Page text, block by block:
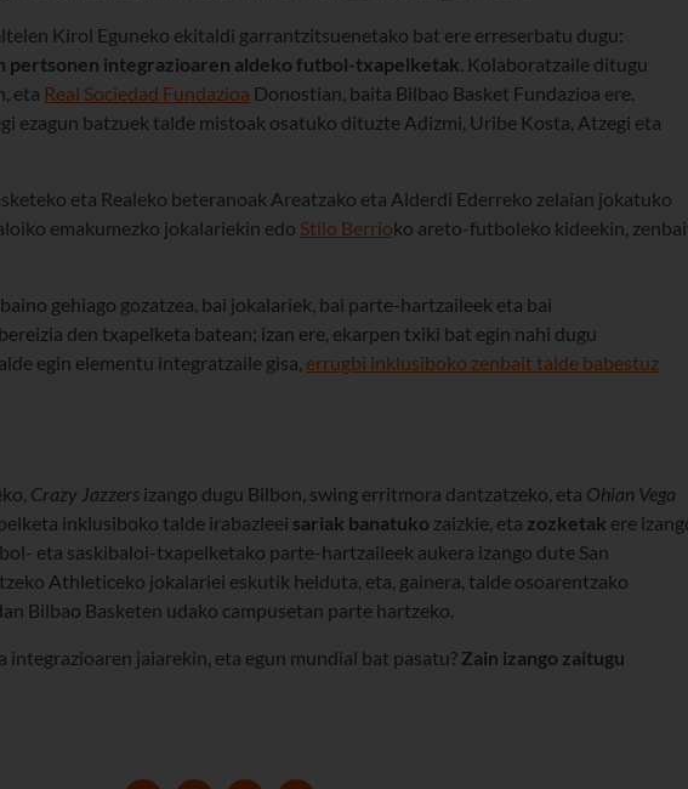
Kirol Eguneko ekitaldi garrantzitsuenetako bat ere erreserbatu dugu:
pertsonen integrazioaren aldeko futbol-txapelketak. Kolaboratzaile ditugu
eta Real Sociedad Fundazioa Donostian, baita Bilbao Basket Fundazioa ere.
ezagun batzuek talde mistoak osatuko dituzte Adizmi, Uribe Kosta, Atzegi eta
eta Realeko beteranoak Areatzako eta Alderdi Ederreko zelaian jokatuko
emakumezko jokalariekin edo Stilo Berrioko areto-futboleko kideekin,
gehiago gozatzea, bai jokalariek, bai parte-hartzaileek eta bai
den txapelketa batean; izan ere, ekarpen txiki bat egin nahi dugu
egin elementu integratzaile gisa, errugbi inklusiboko zenbait talde babestuz
Crazy Jazzers izango dugu Bilbon, swing erritmora dantzatzeko, eta Ohian Vega
inklusiboko talde irabazleei sariak banatuko zaizkie, eta zozketak ere
eta saskibaloi-txapelketako parte-hartzaileek aukera izango dute San
Athleticeko jokalariei eskutik helduta, eta, gainera, talde osoarentzako
Bilbao Basketen udako campusetan parte hartzeko.
integrazioaren jaiarekin, eta egun mundial bat pasatu? Zain izango zaitugu